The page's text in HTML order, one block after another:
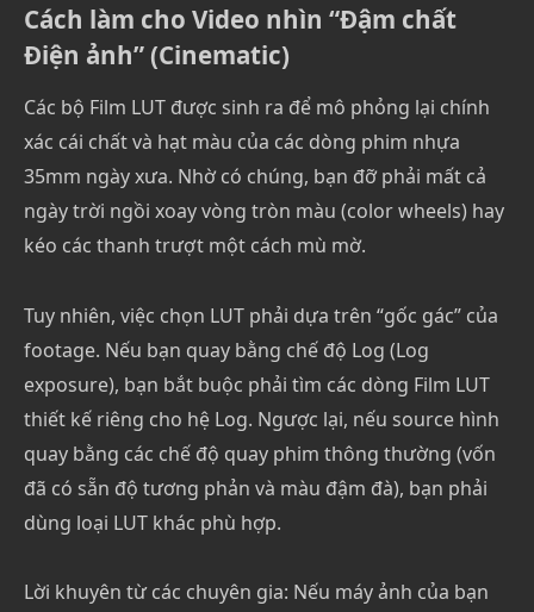
Cách làm cho Video nhìn “Đậm chất
Điện ảnh” (Cinematic)
Các bộ Film LUT được sinh ra để mô phỏng lại chính
xác cái chất và hạt màu của các dòng phim nhựa
35mm ngày xưa. Nhờ có chúng, bạn đỡ phải mất cả
ngày trời ngồi xoay vòng tròn màu (color wheels) hay
kéo các thanh trượt một cách mù mờ.
Tuy nhiên, việc chọn LUT phải dựa trên “gốc gác” của
footage. Nếu bạn quay bằng chế độ Log (Log
exposure), bạn bắt buộc phải tìm các dòng Film LUT
thiết kế riêng cho hệ Log. Ngược lại, nếu source hình
quay bằng các chế độ quay phim thông thường (vốn
đã có sẵn độ tương phản và màu đậm đà), bạn phải
dùng loại LUT khác phù hợp.
Lời khuyên từ các chuyên gia: Nếu máy ảnh của bạn